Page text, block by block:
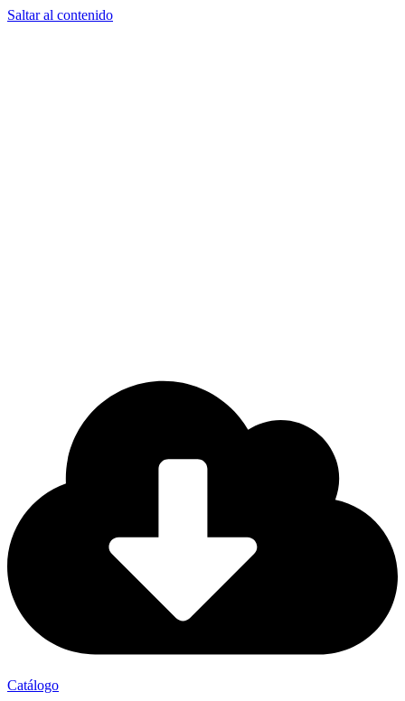
Saltar al contenido
Catálogo